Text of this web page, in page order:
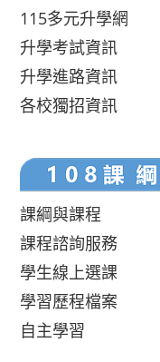
115多元升學網
升學考試資訊
升學進路資訊
各校獨招資訊
課綱與課程
課程諮詢服務
學生線上選課
學習歷程檔案
自主學習